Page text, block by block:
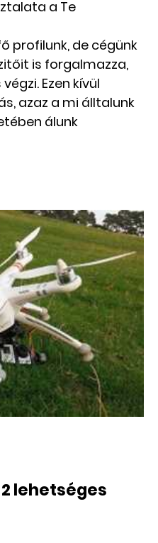
a Te
profilunk, de cégünk
is forgalmazza,
Ezen kívül
azaz a mi álltalunk
álunk
lehetséges